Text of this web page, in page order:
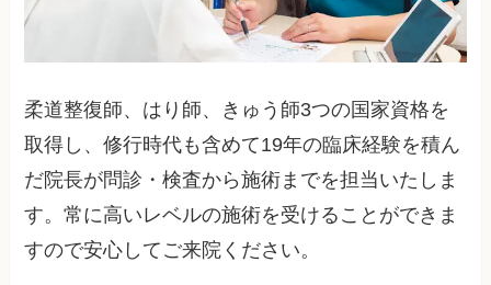
柔道整復師、はり師、きゅう師3つの国家資格を
取得し、修行時代も含めて19年の臨床経験を積ん
だ院長が問診・検査から施術までを担当いたしま
す。常に高いレベルの施術を受けることができま
すので安心してご来院ください。